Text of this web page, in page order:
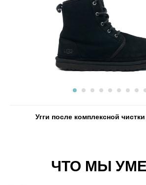
Угги после комплексной
ЧТО МЫ